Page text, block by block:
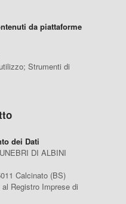
da piattaforme
Strumenti di
dei Dati
DI ALBINI
Calcinato (BS)
Registro Imprese di